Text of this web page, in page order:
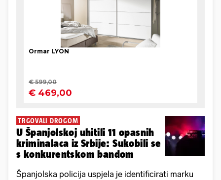
TRGOVALI DROGOM
U Španjolskoj uhitili 11 opasnih
kriminalaca iz Srbije: Sukobili se
s konkurentskom bandom
Španjolska policija uspjela je identificirati marku